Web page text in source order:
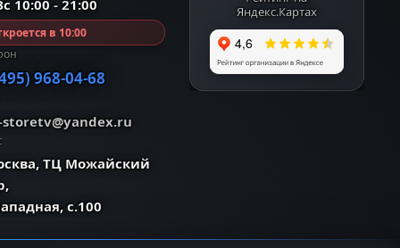
10:00 - 21:00
в 10:00
968-04-68
ТЦ Можайский
с.100
Яндекс.Картах